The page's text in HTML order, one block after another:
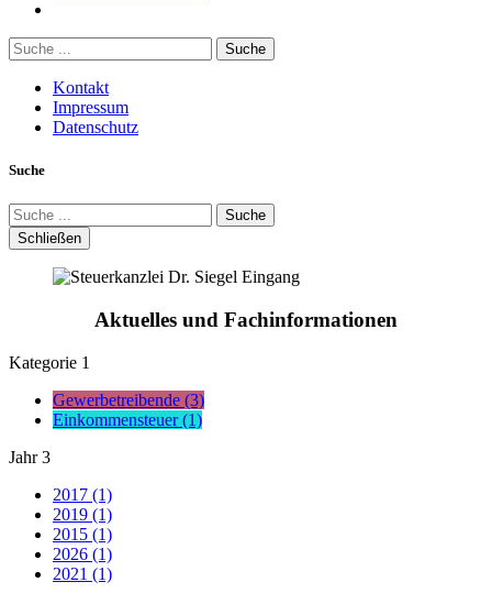
Suche
Kontakt
Impressum
Datenschutz
Suche
Suche
Schließen
Aktuelles und Fachinformationen
Kategorie 1
Gewerbetreibende (3)
Einkommensteuer (1)
Jahr3
2017 (1)
2019 (1)
2015 (1)
2026 (1)
2021 (1)